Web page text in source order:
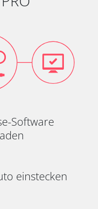
Software
einstecken